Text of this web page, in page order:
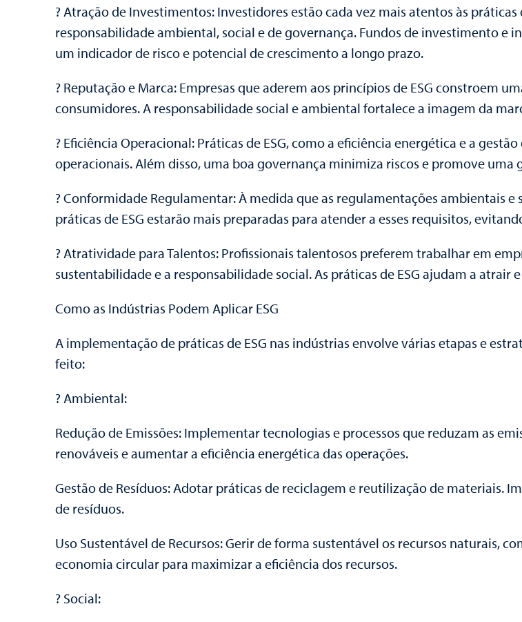
? Atração de Investimentos: Investidores estão cada vez mais atentos às
responsabilidade ambiental, social e de governança. Fundos de investimento e
um indicador de risco e potencial de crescimento a longo prazo.
? Reputação e Marca: Empresas que aderem aos princípios de ESG constroem
consumidores. A responsabilidade social e ambiental fortalece a imagem da
? Eficiência Operacional: Práticas de ESG, como a eficiência energética e a
operacionais. Além disso, uma boa governança minimiza riscos e promove uma
? Conformidade Regulamentar: À medida que as regulamentações ambientais
práticas de ESG estarão mais preparadas para atender a esses requisitos,
? Atratividade para Talentos: Profissionais talentosos preferem trabalhar em
sustentabilidade e a responsabilidade social. As práticas de ESG ajudam a
Como as Indústrias Podem Aplicar ESG
A implementação de práticas de ESG nas indústrias envolve várias etapas e
feito:
? Ambiental:
Redução de Emissões: Implementar tecnologias e processos que reduzam as
renováveis e aumentar a eficiência energética das operações.
Gestão de Resíduos: Adotar práticas de reciclagem e reutilização de materiais.
de resíduos.
Uso Sustentável de Recursos: Gerir de forma sustentável os recursos naturais,
economia circular para maximizar a eficiência dos recursos.
? Social: